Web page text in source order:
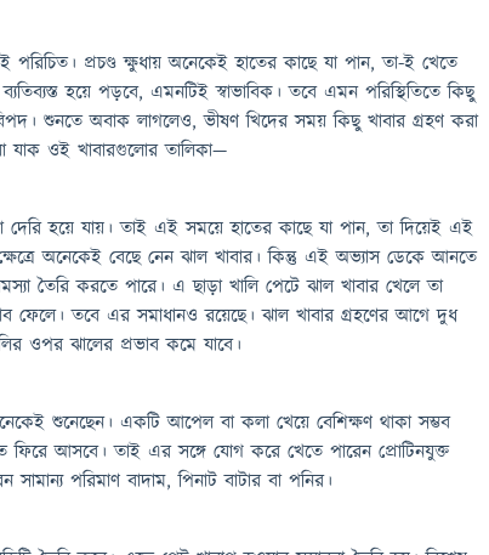
পরিচিত। প্রচণ্ড ক্ষুধায় অনেকেই হাতের কাছে যা পান, তা-ই খেতে
হয়ে পড়বে, এমনটিই স্বাভাবিক। তবে এমন পরিস্থিতিতে কিছু
শুনতে অবাক লাগলেও, ভীষণ খিদের সময় কিছু খাবার গ্রহণ করা
যাক ওই খাবারগুলোর তালিকা—
হয়ে যায়। তাই এই সময়ে হাতের কাছে যা পান, তা দিয়েই এই
অনেকেই বেছে নেন ঝাল খাবার। কিন্তু এই অভ্যাস ডেকে আনতে
তৈরি করতে পারে। এ ছাড়া খালি পেটে ঝাল খাবার খেলে তা
ফেলে। তবে এর সমাধানও রয়েছে। ঝাল খাবার গ্রহণের আগে দুধ
ওপর ঝালের প্রভাব কমে যাবে।
শুনেছেন। একটি আপেল বা কলা খেয়ে বেশিক্ষণ থাকা সম্ভব
আসবে। তাই এর সঙ্গে যোগ করে খেতে পারেন প্রোটিনযুক্ত
পরিমাণ বাদাম, পিনাট বাটার বা পনির।